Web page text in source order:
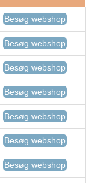
Besøg webshop
Besøg webshop
Besøg webshop
Besøg webshop
Besøg webshop
Besøg webshop
Besøg webshop